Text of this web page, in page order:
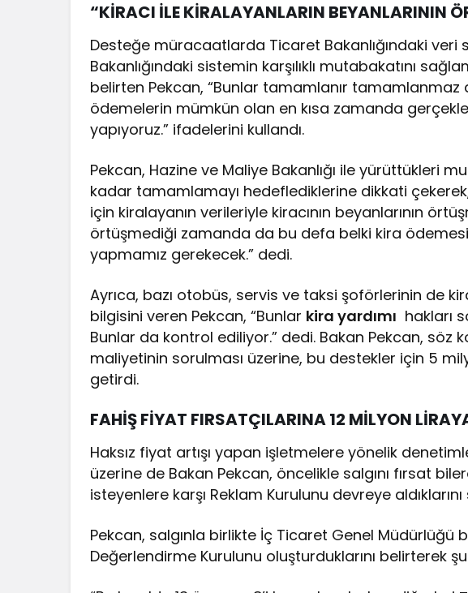
“KİRACI İLE KİRALAYANLARIN BEYANLARININ
Desteğe müracaatlarda Ticaret Bakanlığındaki veri
Bakanlığındaki sistemin karşılıklı mutabakatını
belirten Pekcan, “Bunlar tamamlanır tamamlanmaz
ödemelerin mümkün olan en kısa zamanda
yapıyoruz.” ifadelerini kullandı.
Pekcan, Hazine ve Maliye Bakanlığı ile yürüttükleri
kadar tamamlamayı hedeflediklerine dikkati
için kiralayanın verileriyle kiracının beyanlarının
örtüşmediği zamanda da bu defa belki kira
yapmamız gerekecek.” dedi.
Ayrıca, bazı otobüs, servis ve taksi şoförlerinin de
bilgisini veren Pekcan, “Bunlar kira yardımı hakları
Bunlar da kontrol ediliyor.” dedi. Bakan Pekcan, söz
maliyetinin sorulması üzerine, bu destekler için 5
getirdi.
FAHİŞ FİYAT FIRSATÇILARINA 12 MİLYON
Haksız fiyat artışı yapan işletmelere yönelik
üzerine de Bakan Pekcan, öncelikle salgını fırsat
isteyenlere karşı Reklam Kurulunu devreye
Pekcan, salgınla birlikte İç Ticaret Genel Müdürlüğü
Değerlendirme Kurulunu oluşturduklarını belirterek